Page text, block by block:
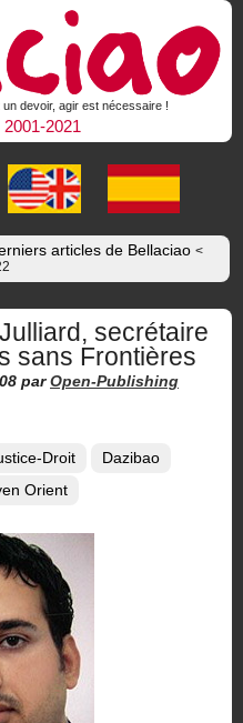
devoir, agir est nécessaire !
2021
articles de Bellaciao <
secrétaire
sans Frontières
par Open-Publishing
Droit
Dazibao
Orient